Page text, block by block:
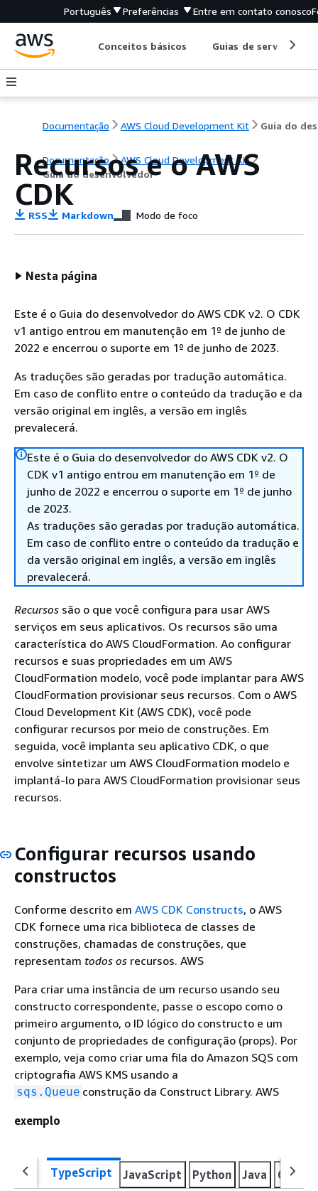
Português Preferências Entre em contato conosco
Conceitos básicos Guias de serviço
Documentação AWS Cloud Development Kit
Documentação
AWS Cloud Development Kit
Guia do desenvolvedor
Recursos e o AWS
CDK
RSS Markdown Modo de foco
Nesta página
Este é o Guia do desenvolvedor do AWS CDK v2. O CDK
v1 antigo entrou em manutenção em 1º de junho de
2022 e encerrou o suporte em 1º de junho de 2023.
As traduções são geradas por tradução automática.
Em caso de conflito entre o conteúdo da tradução e da
versão original em inglês, a versão em inglês
prevalecerá.
Este é o Guia do desenvolvedor do AWS CDK v2. O
CDK v1 antigo entrou em manutenção em 1º de
junho de 2022 e encerrou o suporte em 1º de junho
de 2023.
As traduções são geradas por tradução automática.
Em caso de conflito entre o conteúdo da tradução e
da versão original em inglês, a versão em inglês
prevalecerá.
Recursos são o que você configura para usar AWS
serviços em seus aplicativos. Os recursos são uma
característica do AWS CloudFormation. Ao configurar
recursos e suas propriedades em um AWS
CloudFormation modelo, você pode implantar para AWS
CloudFormation provisionar seus recursos. Com o AWS
Cloud Development Kit (AWS CDK), você pode
configurar recursos por meio de construções. Em
seguida, você implanta seu aplicativo CDK, o que
envolve sintetizar um AWS CloudFormation modelo e
implantá-lo para AWS CloudFormation provisionar seus
recursos.
Configurar recursos usando
constructos
Conforme descrito em AWS CDK Constructs, o AWS
CDK fornece uma rica biblioteca de classes de
construções, chamadas de construções, que
representam todos os recursos. AWS
Para criar uma instância de um recurso usando seu
constructo correspondente, passe o escopo como o
primeiro argumento, o ID lógico do constructo e um
conjunto de propriedades de configuração (props). Por
exemplo, veja como criar uma fila do Amazon SQS com
criptografia AWS KMS usando a
sqs.Queue construção da Construct Library. AWS
exemplo
TypeScript JavaScript Python Java C#